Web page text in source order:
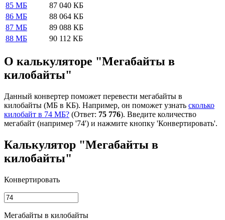
85 МБ
87 040 КБ
86 МБ
88 064 КБ
87 МБ
89 088 КБ
88 МБ
90 112 КБ
О калькуляторе "Мегабайты в
килобайты"
Данный конвертер поможет перевести мегабайты в
килобайты (МБ в КБ). Например, он поможет узнать сколько
килобайт в 74 МБ? (Ответ: 75 776). Введите количество
мегабайт (например '74') и нажмите кнопку 'Конвертировать'.
Калькулятор "Мегабайты в
килобайты"
Конвертировать
Мегабайты в килобайты